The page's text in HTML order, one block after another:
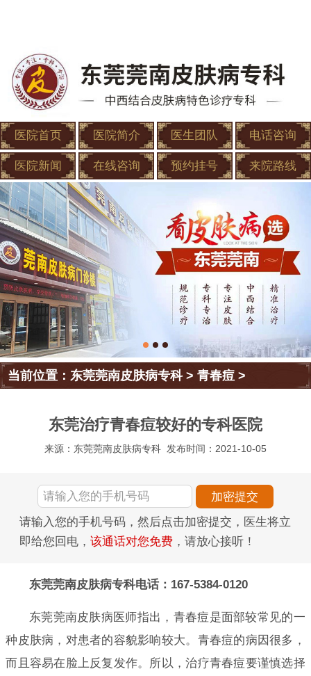
医院首页 医院简介 医生团队 电话咨询
医院新闻 在线咨询 预约挂号 来院路线
当前位置：东莞莞南皮肤病专科>青春痘 >
东莞治疗青春痘较好的专科医院
来源：东莞莞南皮肤病专科 发布时间：2021-10-05
请输入您的手机号码，然后点击加密提交，医生将立
即给您回电， 该通话对您免费 ，请放心接听！
东莞莞南皮肤病专科电话：167-5384-0120
东莞莞南皮肤病医师指出，青春痘是面部较常见的一
种皮肤病，对患者的容貌影响较大。青春痘的病因很多，
而且容易在脸上反复发作。所以，治疗青春痘要谨慎选择